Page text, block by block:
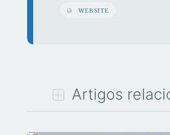
WEBSITE
Artigos